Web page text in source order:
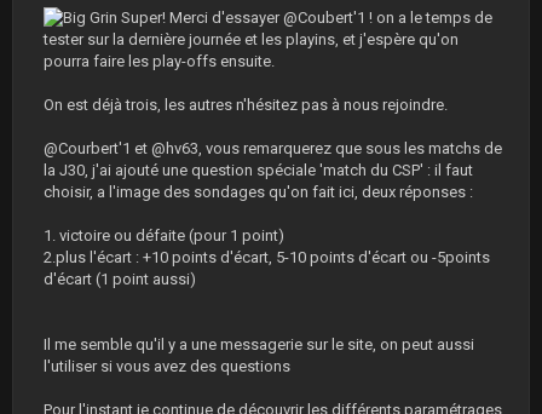
Super! Merci d'essayer @Coubert'1 ! on a le temps de
tester sur la dernière journée et les playins, et j'espère qu'on
pourra faire les play-offs ensuite.
On est déjà trois, les autres n'hésitez pas à nous rejoindre.
@Courbert'1 et @hv63, vous remarquerez que sous les matchs de
la J30, j'ai ajouté une question spéciale 'match du CSP' : il faut
choisir, a l'image des sondages qu'on fait ici, deux réponses :
1. victoire ou défaite (pour 1 point)
2.plus l'écart : +10 points d'écart, 5-10 points d'écart ou -5points
d'écart (1 point aussi)
Il me semble qu'il y a une messagerie sur le site, on peut aussi
l'utiliser si vous avez des questions
Pour l'instant je continue de découvrir les différents paramétrages